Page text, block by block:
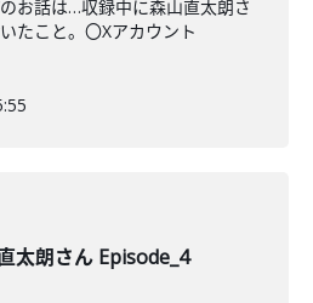
お話は…収録中に森山直太朗さ
たこと。〇Xアカウント
太朗さん Episode_4